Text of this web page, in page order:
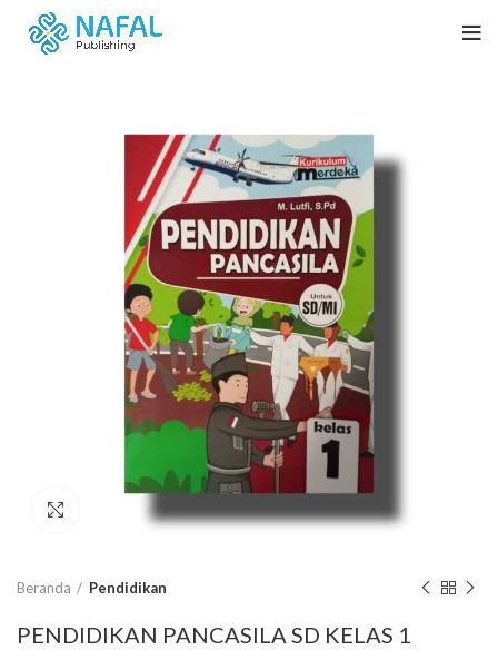
Beranda Pendidikan
PENDIDIKAN PANCASILA SD KELAS 1